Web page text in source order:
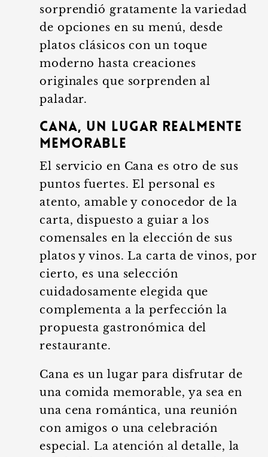
sorprendió gratamente la variedad
de opciones en su menú, desde
platos clásicos con un toque
moderno hasta creaciones
originales que sorprenden al
paladar.
Cana, un lugar realmente
memorable
El servicio en Cana es otro de sus
puntos fuertes. El personal es
atento, amable y conocedor de la
carta, dispuesto a guiar a los
comensales en la elección de sus
platos y vinos. La carta de vinos, por
cierto, es una selección
cuidadosamente elegida que
complementa a la perfección la
propuesta gastronómica del
restaurante.
Cana es un lugar para disfrutar de
una comida memorable, ya sea en
una cena romántica, una reunión
con amigos o una celebración
especial. La atención al detalle, la